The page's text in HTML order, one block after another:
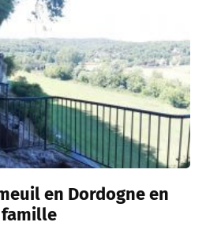
en Dordogne en
famille